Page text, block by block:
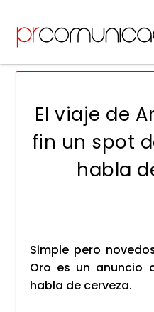
El viaje de
fin un spot
habla
Sim­ple pero
Oro es un anun­cio
habla de cer­ve­za.